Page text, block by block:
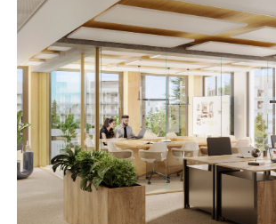
Ihre
Ihre
Anrede
Bitte
Sagen Sie uns was Sie suchen und wir
Wie möchten Sie uns kontaktieren?
Online
Immobilie konfigurieren & finden
Direkte:r Ansprechpartner:in
Anrufen oder Rückruf vereinbaren